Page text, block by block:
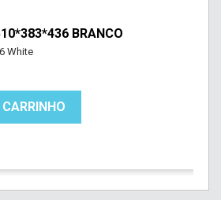
BRANCO
White